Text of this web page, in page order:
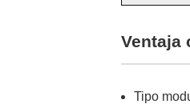
Ventaja
Tipo